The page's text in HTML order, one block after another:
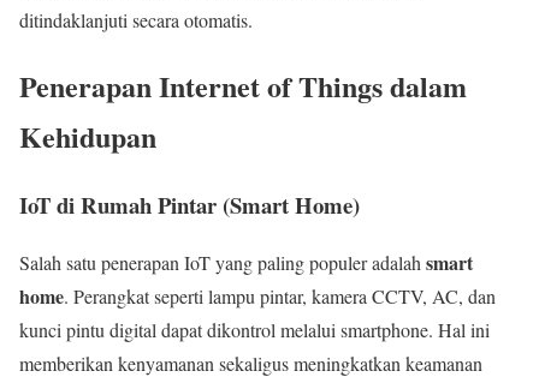
ditindaklanjuti secara otomatis.
Penerapan Internet of Things dalam
Kehidupan
IoT di Rumah Pintar (Smart Home)
Salah satu penerapan IoT yang paling populer adalahsmart
home. Perangkat seperti lampu pintar, kamera CCTV, AC, dan
kunci pintu digital dapat dikontrol melalui smartphone. Hal ini
memberikan kenyamanan sekaligus meningkatkan keamanan